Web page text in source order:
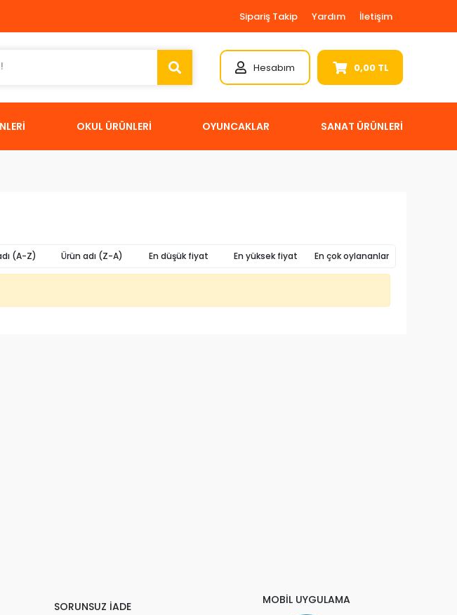
Sipariş Takip Yardım İletişim
Hesabım 0,00 TL
OKUL ÜRÜNLERİ OYUNCAKLAR SANAT ÜRÜNLERİ
(A-Z) Ürün adı (Z-A) En düşük fiyat En yüksek fiyat En çok oylananlar
SORUNSUZ İADE MOBİL UYGULAMA